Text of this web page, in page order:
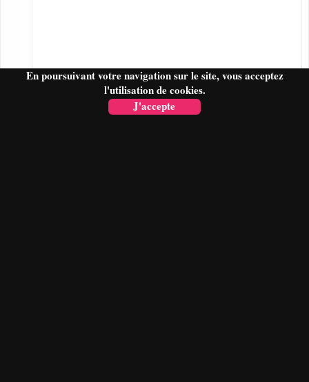
En poursuivant votre navigation sur le site, vous acceptez
l'utilisation de cookies.
J'accepte